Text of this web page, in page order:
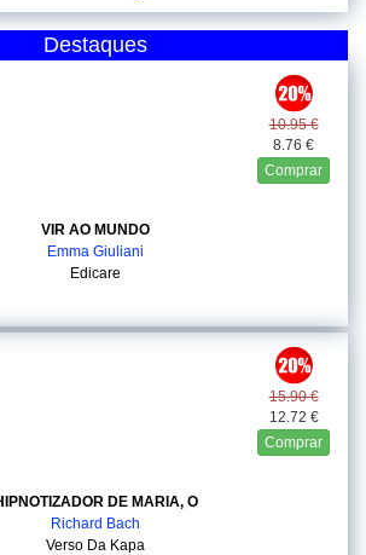
Destaques
10.95 €
8.76 €
Comprar
VIR AO MUNDO
Emma Giuliani
Edicare
15.90 €
12.72 €
Comprar
DE MARIA, O
Richard Bach
Verso Da Kapa